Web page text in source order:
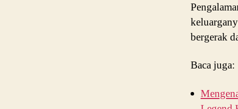
bergerak
Baca juga: